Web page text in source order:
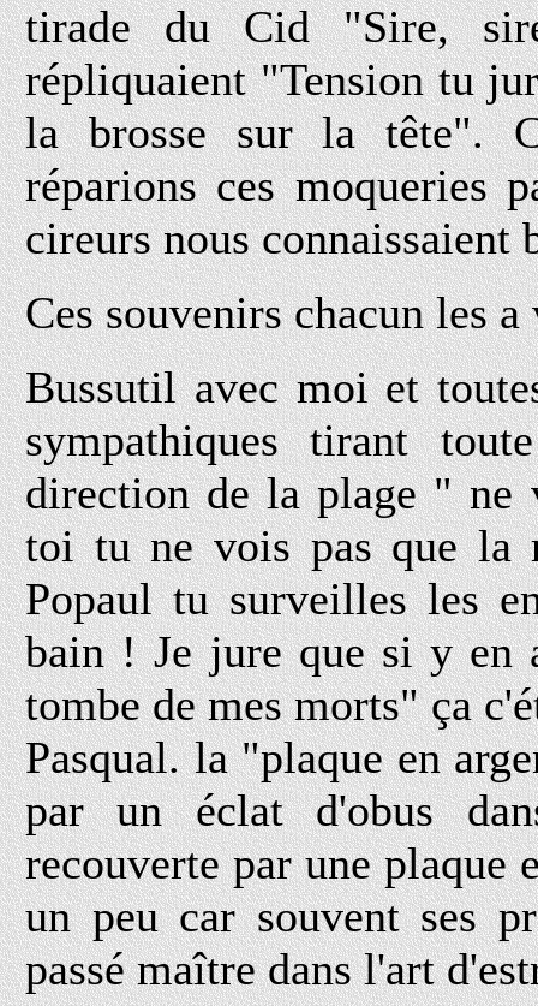
tirade du Cid "Sire,
répliquaient "Tension tu
la brosse sur la tête".
réparions ces moqueries
cireurs nous connaissaient
Ces souvenirs chacun les a
Bussutil avec moi et
sympathiques tirant
direction de la plage " ne
toi tu ne vois pas que la
Popaul tu surveilles les
bain ! Je jure que si y en
tombe de mes morts" ça
Pasqual. la "plaque en
par un éclat d'obus
recouverte par une plaque
un peu car souvent ses
passé maître dans l'art